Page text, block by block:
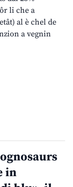
li che a
al è chel de
a vegnin
in